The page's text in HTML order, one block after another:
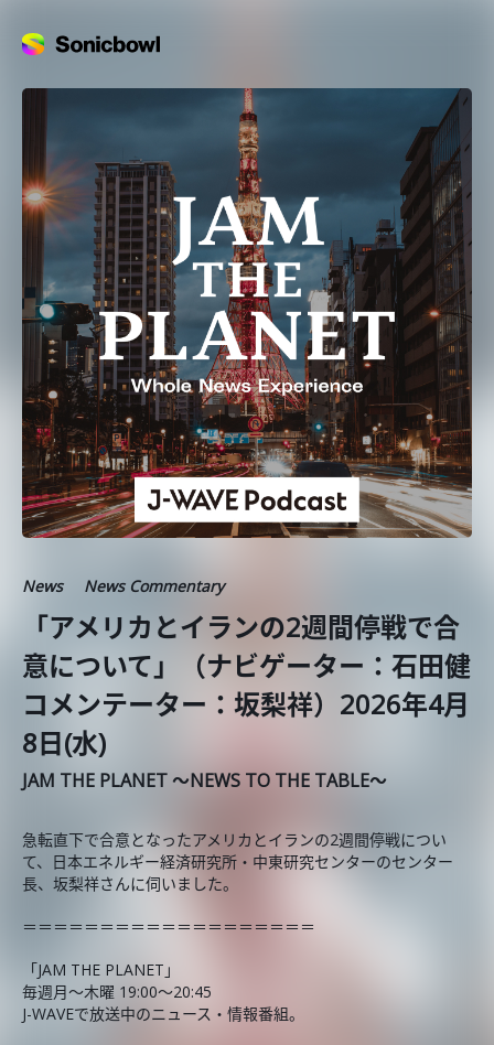
News News Commentary
「アメリカとイランの2週間停戦で合
意について」（ナビゲーター：石田健
コメンテーター：坂梨祥）2026年4月
8日(水)
JAM THE PLANET ～NEWS TO THE TABLE～
急転直下で合意となったアメリカとイランの2週間停戦につい
て、日本エネルギー経済研究所・中東研究センターのセンター
長、坂梨祥さんに伺いました。
＝＝＝＝＝＝＝＝＝＝＝＝＝＝＝＝＝＝＝
「JAM THE PLANET」
毎週月～木曜 19:00～20:45
J-WAVEで放送中のニュース・情報番組。